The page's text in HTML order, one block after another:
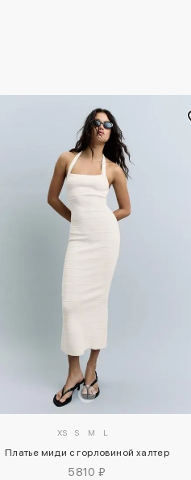
XS S M L
Платье миди с горловиной халтер
5810 ₽